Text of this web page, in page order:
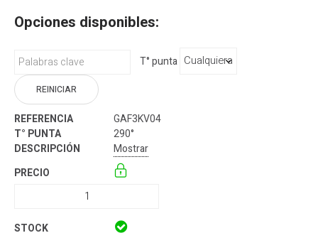
Opciones disponibles:
T° punta
REINICIAR
GAF3KV04
290°
Mostrar